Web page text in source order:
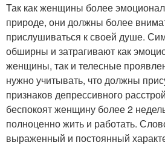
Так как женщины более
природе, они должны более
прислушиваться к своей душе.
обширны и затрагивают как
женщины, так и телесные
нужно учитывать, что должны
признаков депрессивного
беспокоят женщину более 2
полноценно жить и работать.
выраженный и постоянный